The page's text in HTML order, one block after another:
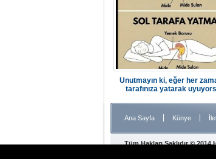
Unutmayın ki, eğer her
tarafınıza yatarak
Ana Sayfa Künye
Tüm Hakları Saklıdır © 2014